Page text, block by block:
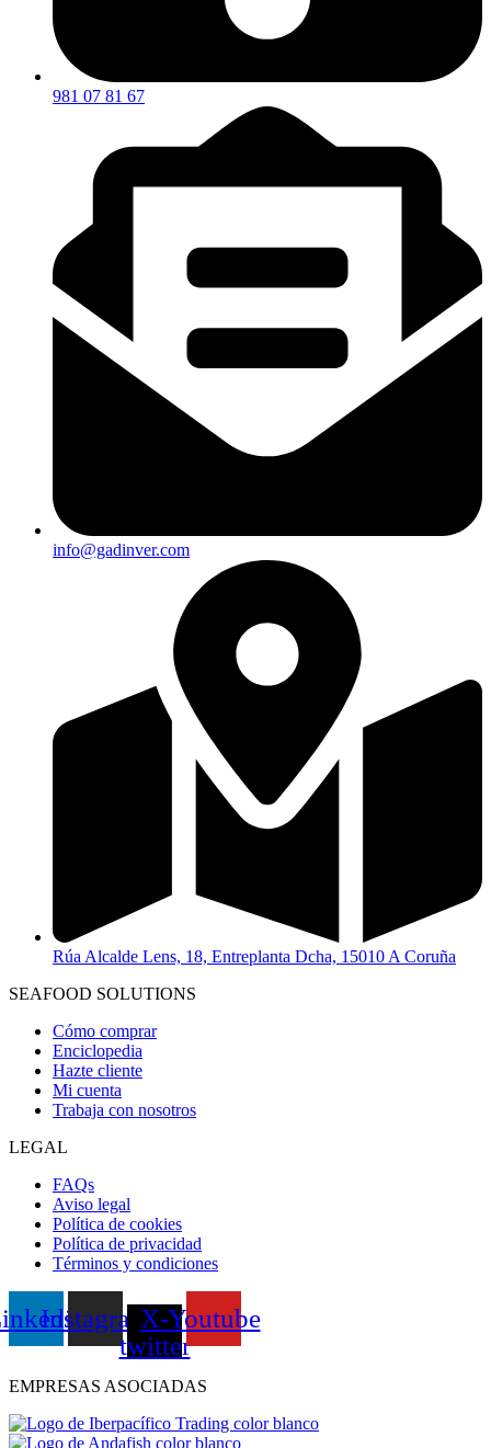
981 07 81 67
info@gadinver.com
Rúa Alcalde Lens, 18, Entreplanta Dcha, 15010 A Coruña
SEAFOOD SOLUTIONS
Cómo comprar
Enciclopedia
Hazte cliente
Mi cuenta
Trabaja con nosotros
LEGAL
FAQs
Aviso legal
Política de cookies
Política de privacidad
Términos y condiciones
InstagramX-
twitter
Youtube
EMPRESAS ASOCIADAS